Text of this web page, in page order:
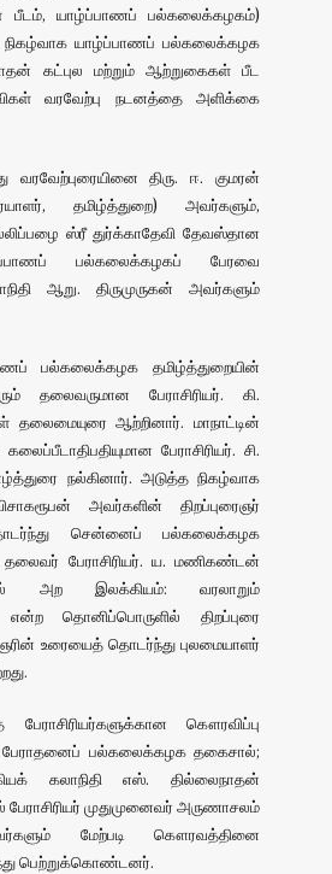
பீடம், யாழ்ப்பாணப் பல்கலைக்கழகம்)
யாழ்ப்பாணப் பல்கலைக்கழக
கட்புல மற்றும் ஆற்றுகைகள் பீட
வரவேற்பு நடனத்தை அளிக்கை
திரு. ஈ. குமரன்
தமிழ்த்துறை) அவர்களும்,
ஸ்ரீ துர்க்காதேவி தேவஸ்தான
பல்கலைக்கழகப் பேரவை
ஆறு. திருமுருகன் அவர்களும்
பல்கலைக்கழக தமிழ்த்துறையின்
தலைவருமான பேராசிரியர். கி.
தலைமையுரை ஆற்றினார். மாநாட்டின்
பேராசிரியர். சி.
நல்கினார். அடுத்த நிகழ்வாக
அவர்களின் திறப்புரைஞர்
சென்னைப் பல்கலைக்கழக
தலைவர் பேராசிரியர். ய. மணிகண்டன்
அற இலக்கியம்: வரலாறும்
என்ற தொனிப்பொருளில் திறப்புரை
உரையைத் தொடர்ந்து புலமையாளர்
கௌரவிப்பு
பேராதனைப் பல்கலைக்கழக தகைசால்;
கலாநிதி எஸ். தில்லைநாதன்
முதுமுனைவர் அருணாசலம்
மேற்படி கௌரவத்தினை
பெற்றுக்கொண்டனர்.